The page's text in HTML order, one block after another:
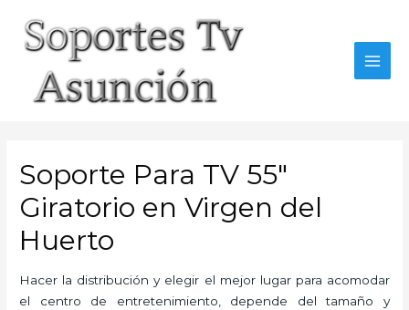
content
Soporte Para TV 55″
Giratorio en Virgen del
Huerto
Hacer la distribución y elegir el mejor lugar para acomodar
el centro de entretenimiento, depende del tamaño y